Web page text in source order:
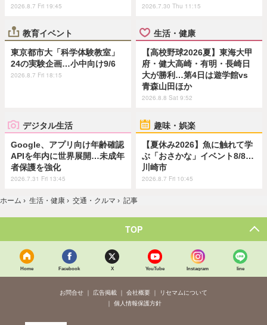
2026.8.7 Fri 19:45 2026.7.30 Thu 11:15
教育イベント
東京都市大「科学体験教室」
24の実験企画…小中向け9/6
2026.8.7 Fri 18:15
生活・健康
【高校野球2026夏】東海大甲
府・健大高崎・有明・長崎日
大が勝利…第4日は遊学館vs
青森山田ほか
2026.8.8 Sat 9:52
デジタル生活
Google、アプリ向け年齢確認
APIを年内に世界展開…未成年
者保護を強化
2026.7.31 Fri 13:45
趣味・娯楽
【夏休み2026】魚に触れて学
ぶ「おさかな」イベント8/8…
川崎市
2026.8.7 Fri 10:45
ホーム › 生活・健康 › 交通・クルマ › 記事
TOP
Home Facebook X YouTube Instagram line
お問合せ 広告掲載 会社概要
リセマムについて
個人情報保護方針